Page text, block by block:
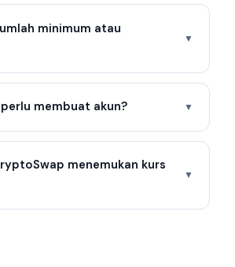
minimum atau
▼
membuat akun? ▼
menemukan kurs
▼